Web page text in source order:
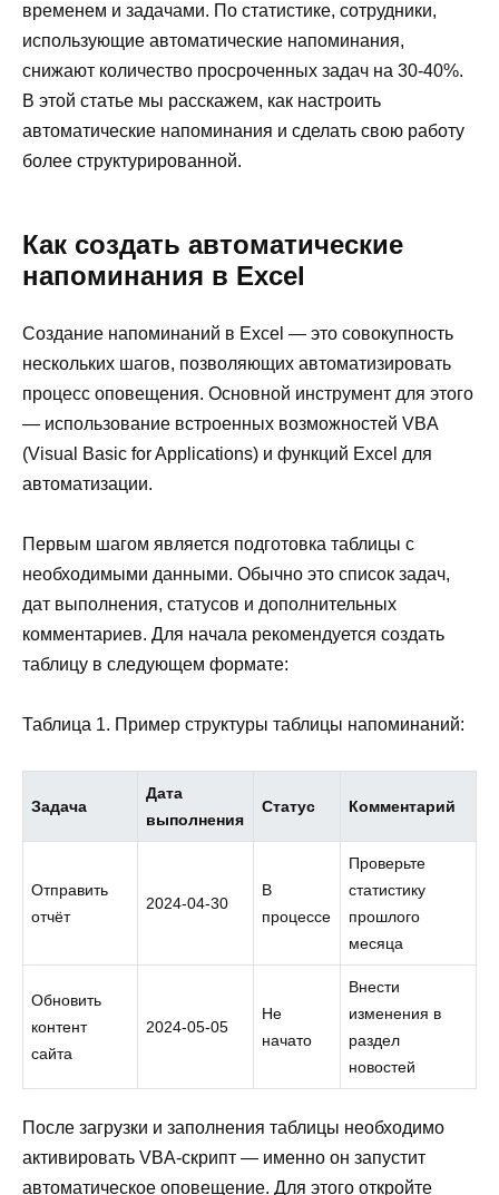
временем и задачами. По статистике, сотрудники,
использующие автоматические напоминания,
снижают количество просроченных задач на 30-40%.
В этой статье мы расскажем, как настроить
автоматические напоминания и сделать свою работу
более структурированной.
Как создать автоматические
напоминания в Excel
Создание напоминаний в Excel — это совокупность
нескольких шагов, позволяющих автоматизировать
процесс оповещения. Основной инструмент для этого
— использование встроенных возможностей VBA
(Visual Basic for Applications) и функций Excel для
автоматизации.
Первым шагом является подготовка таблицы с
необходимыми данными. Обычно это список задач,
дат выполнения, статусов и дополнительных
комментариев. Для начала рекомендуется создать
таблицу в следующем формате:
Таблица 1. Пример структуры таблицы напоминаний:
Задача
Дата
выполнения
Статус Комментарий
Отправить
отчёт
2024-04-30
В
процессе
Проверьте
статистику
прошлого
месяца
Обновить
контент
сайта
2024-05-05
Не
начато
Внести
изменения в
раздел
новостей
После загрузки и заполнения таблицы необходимо
активировать VBA-скрипт — именно он запустит
автоматическое оповещение. Для этого откройте